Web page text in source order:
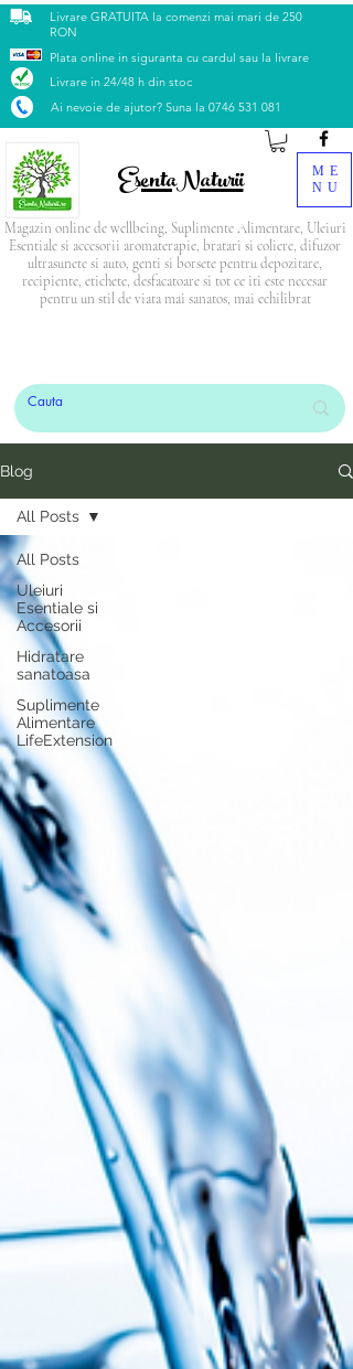
EsentaNaturii
Livrare GRATUITA la comenzi mai mari de 250
RON
Plata online in siguranta cu cardul sau la livrare
Livrare in 24/48 h din stoc
Ai nevoie de ajutor? Suna la 0746 531 081
ME
NU
Magazin online de wellbeing, Suplimente Alimentare, Uleiuri
Esentiale si accesorii aromaterapie, bratari si coliere, difuzor
ultrasunete si auto, genti si borsete pentru depozitare,
recipiente, etichete, desfacatoare si tot ce iti este necesar
pentru un stil de viata mai sanatos, mai echilibrat
Blog
All Posts
Uleiuri
Esentiale si
Accesorii
Hidratare
sanatoasa
Suplimente
Alimentare
LifeExtension
All Posts